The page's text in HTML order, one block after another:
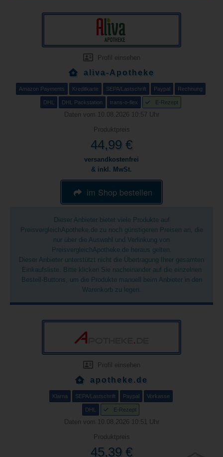
Profil einsehen
aliva-Apotheke
Amazon Payments Kreditkarte SEPA/Lastschrift Paypal Rechnung
DHL DHL Packstation trans-o-flex E-Rezept
Daten vom 10.08.2026 10:57 Uhr
Produktpreis
44,99 €
versandkostenfrei
& inkl. MwSt.
im Shop bestellen
Dieser Anbieter bietet viele Produkte auf
PreisvergleichApotheke.de zu noch günstigeren Preisen an, die
nur über die Auswahl und Verlinkung von
PreisvergleichApotheke.de heraus gelten.
Dieser Anbieter unterstützt nicht die Übertragung Ihrer gesamten
Einkaufsliste. Bitte klicken Sie nacheinander auf die einzelnen
Bestell-Buttons, um die Produkte manuell beim Anbieter in den
Warenkorb zu legen.
Profil einsehen
apotheke.de
Klarna SEPA/Lastschrift Paypal Vorkasse
DHL E-Rezept
Daten vom 10.08.2026 10:51 Uhr
Produktpreis
45,39 €